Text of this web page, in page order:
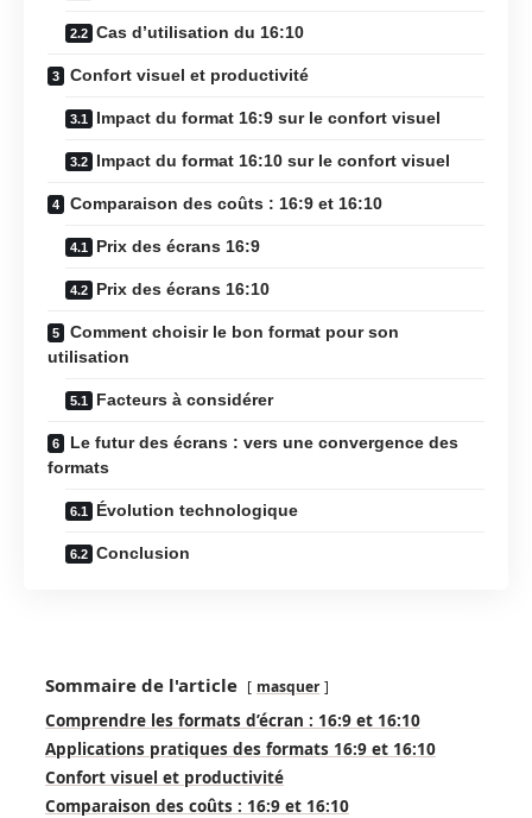
Cas d’utilisation du 16:10
Confort visuel et productivité
Impact du format 16:9 sur le confort visuel
Impact du format 16:10 sur le confort visuel
Comparaison des coûts : 16:9 et 16:10
Prix des écrans 16:9
Prix des écrans 16:10
Comment choisir le bon format pour son
utilisation
Facteurs à considérer
Le futur des écrans : vers une convergence des
formats
Évolution technologique
Conclusion
Sommaire de l'article masquer
Comprendre les formats d’écran : 16:9 et 16:10
Applications pratiques des formats 16:9 et 16:10
Confort visuel et productivité
Comparaison des coûts : 16:9 et 16:10